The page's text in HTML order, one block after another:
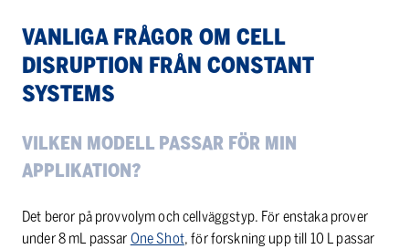
VANLIGA FRÅGOR OM CELL
DISRUPTION FRÅN CONSTANT
SYSTEMS
VILKEN MODELL PASSAR FÖR MIN
APPLIKATION?
Det beror på provvolym och cellväggstyp. För enstaka prover
under 8 mL passar One Shot, för forskning upp till 10 L passar